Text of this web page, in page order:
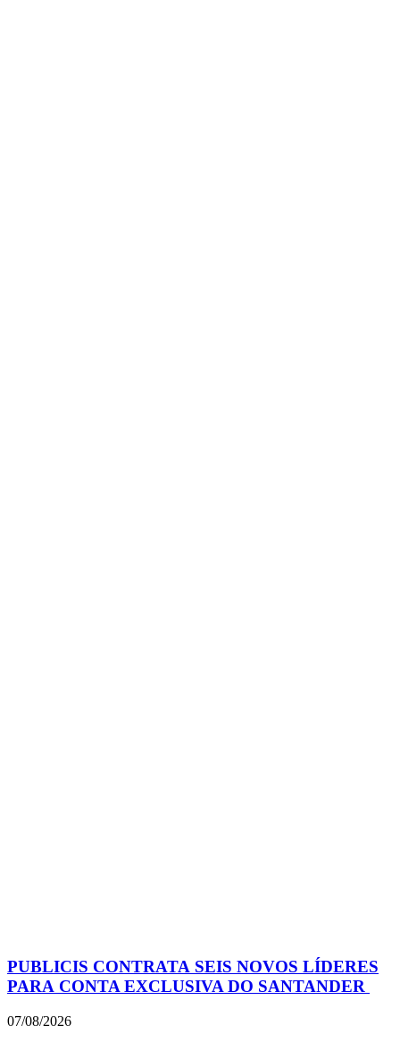
PUBLICIS CONTRATA SEIS NOVOS LÍDERES
PARA CONTA EXCLUSIVA DO SANTANDER
07/08/2026